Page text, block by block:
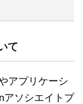
て
アプリケーシ
アソシエイトプ